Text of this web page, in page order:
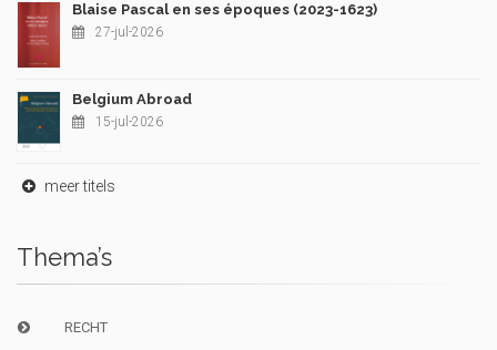
Blaise Pascal en ses époques (2023-1623)
27-jul-2026
Belgium Abroad
15-jul-2026
meer titels
Thema’s
RECHT